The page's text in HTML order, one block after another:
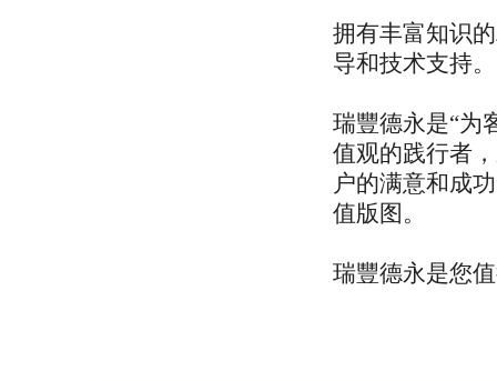
拥有丰富知识
导和技术支持。
瑞豐德永是“为
值观的践行者
户的满意和成
值版图。
瑞豐德永是您